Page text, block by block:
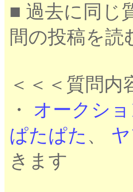
■ 過去に同じ
間の投稿を読
＜＜＜質問内
・ オークシ
ぱたぱた 、
きます